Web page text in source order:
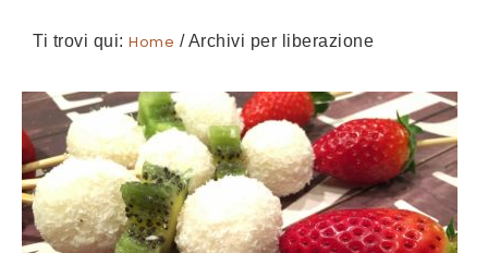
Ti trovi qui: Home /Archivi per liberazione